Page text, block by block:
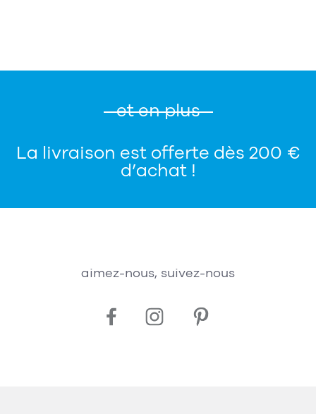
et en plus
La livraison est offerte dès 200 €
d’achat !
aimez-nous, suivez-nous